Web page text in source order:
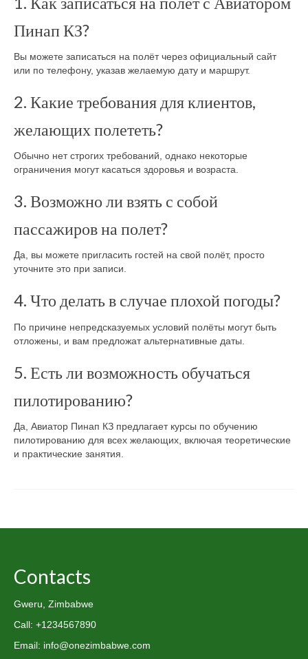
Пинап КЗ?
Вы можете записаться на полёт через официальный сайт
или по телефону, указав желаемую дату и маршрут.
2. Какие требования для клиентов,
желающих полететь?
Обычно нет строгих требований, однако некоторые
ограничения могут касаться здоровья и возраста.
3. Возможно ли взять с собой
пассажиров на полет?
Да, вы можете пригласить гостей на свой полёт, просто
уточните это при записи.
4. Что делать в случае плохой погоды?
По причине непредсказуемых условий полёты могут быть
отложены, и вам предложат альтернативные даты.
5. Есть ли возможность обучаться
пилотированию?
Да, Авиатор Пинап КЗ предлагает курсы по обучению
пилотированию для всех желающих, включая теоретические
и практические занятия.
Contacts
Gweru, Zimbabwe
Call: +1234567890
Email: info@onezimbabwe.com